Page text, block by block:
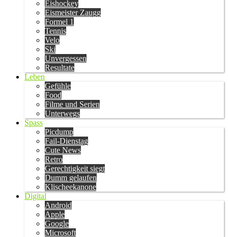
Eishockey
Eismeister Zaugg
Formel 1
Tennis
Velo
Ski
Unvergessen
Resultate
Leben
Gefühle
Food
Filme und Serien
Unterwegs
Spass
Picdump
Fail-Dienstag
Cute News
Retro
Gerechtigkeit siegt
Dumm gelaufen
Klischeekanone
Digital
Android
Apple
Google
Microsoft